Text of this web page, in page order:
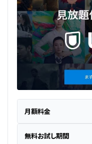
月額料金
無料お試し期間